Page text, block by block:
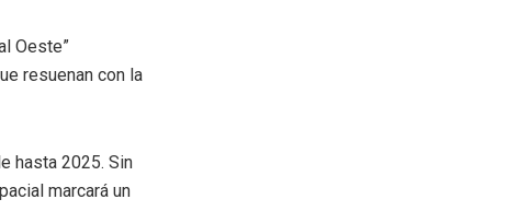
Oeste”
resuenan con la
hasta 2025. Sin
marcará un